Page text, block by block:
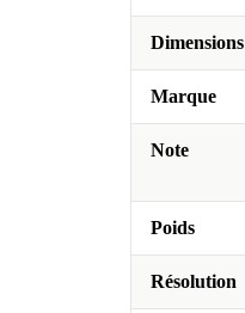
Dimensions
Marque
Note
Poids
Résolution